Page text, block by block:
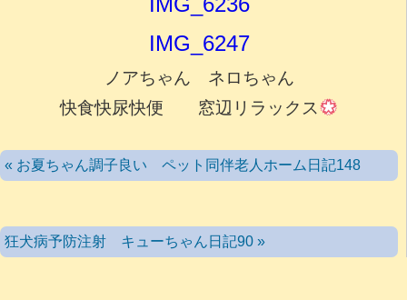
IMG_6247
ノアちゃん ネロちゃん
快食快尿快便 窓辺リラックス
« お夏ちゃん調子良い ペット同伴老人ホーム日記148
狂犬病予防注射 キューちゃん日記90 »